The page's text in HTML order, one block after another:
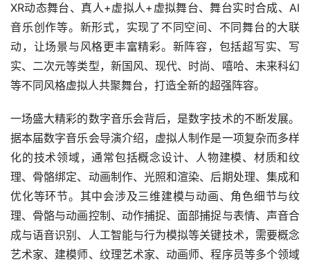
XR动态舞台、真人+虚拟人+虚拟舞台、舞台实时合成、AI
音乐创作等。新形式，实现了不同空间、不同舞台的大联
动，让场景与风格更丰富精彩。新阵容，包括超写实、写
实、二次元等类型，新国风、现代、时尚、嘻哈、未来科幻
等不同风格虚拟人共聚舞台，打造全新的超强阵容。
一场盛大精彩的数字音乐会背后，是数字技术的不断发展。
据本届数字音乐会导演介绍，虚拟人制作是一项复杂而多样
化的技术领域，通常包括概念设计、人物建模、材质和纹
理、骨骼绑定、动画制作、光照和渲染、后期处理、集成和
优化等环节。其中会涉及三维建模与动画、角色细节与纹
理、骨骼与动画控制、动作捕捉、面部捕捉与表情、声音合
成与语音识别、人工智能与行为模拟等关键技术，需要概念
艺术家、建模师、纹理艺术家、动画师、程序员等多个领域